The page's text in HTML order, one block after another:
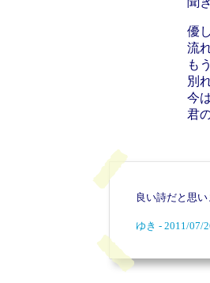
優
流
も
別
今
君
良い詩だと思
ゆき - 2011/07/